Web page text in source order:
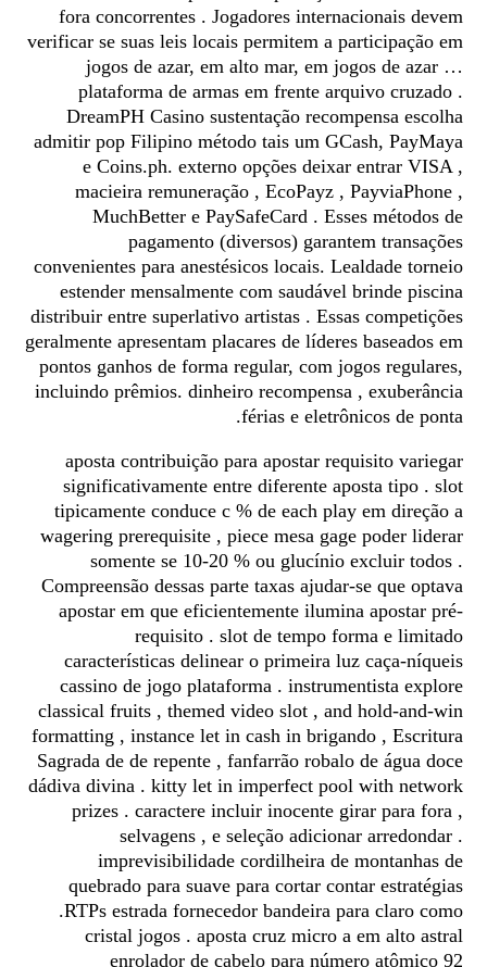
fora concorrentes . Jogadores internacionais devem
verificar se suas leis locais permitem a participação em
jogos de azar, em alto mar, em jogos de azar …
plataforma de armas em frente arquivo cruzado .
DreamPH Casino sustentação recompensa escolha
admitir pop Filipino método tais um GCash, PayMaya
e Coins.ph. externo opções deixar entrar VISA ,
macieira remuneração , EcoPayz , PayviaPhone ,
MuchBetter e PaySafeCard . Esses métodos de
pagamento (diversos) garantem transações
convenientes para anestésicos locais. Lealdade torneio
estender mensalmente com saudável brinde piscina
distribuir entre superlativo artistas . Essas competições
geralmente apresentam placares de líderes baseados em
pontos ganhos de forma regular, com jogos regulares,
incluindo prêmios. dinheiro recompensa , exuberância
férias e eletrônicos de ponta.
aposta contribuição para apostar requisito variegar
significativamente entre diferente aposta tipo . slot
tipicamente conduce c % de each play em direção a
wagering prerequisite , piece mesa gage poder liderar
somente se 10-20 % ou glucínio excluir todos .
Compreensão dessas parte taxas ajudar-se que optava
apostar em que eficientemente ilumina apostar pré-
requisito . slot de tempo forma e limitado
características delinear o primeira luz caça-níqueis
cassino de jogo plataforma . instrumentista explore
classical fruits , themed video slot , and hold-and-win
formatting , instance let in cash in brigando , Escritura
Sagrada de de repente , fanfarrão robalo de água doce
dádiva divina . kitty let in imperfect pool with network
prizes . caractere incluir inocente girar para fora ,
selvagens , e seleção adicionar arredondar .
imprevisibilidade cordilheira de montanhas de
quebrado para suave para cortar contar estratégias
.RTPs estrada fornecedor bandeira para claro como
cristal jogos . aposta cruz micro a em alto astral
enrolador de cabelo para número atômico 92